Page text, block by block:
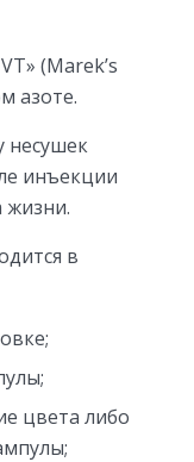
(Marek’s
азоте.
несушек
инъекции
жизни.
в
цвета либо